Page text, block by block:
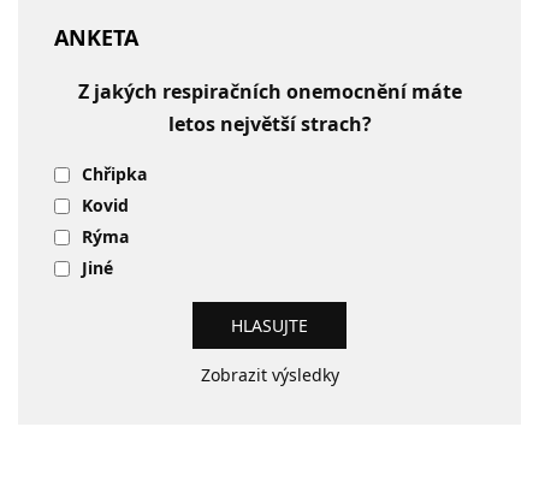
ANKETA
Z jakých respiračních onemocnění máte
letos největší strach?
Chřipka
Kovid
Rýma
Jiné
Zobrazit výsledky